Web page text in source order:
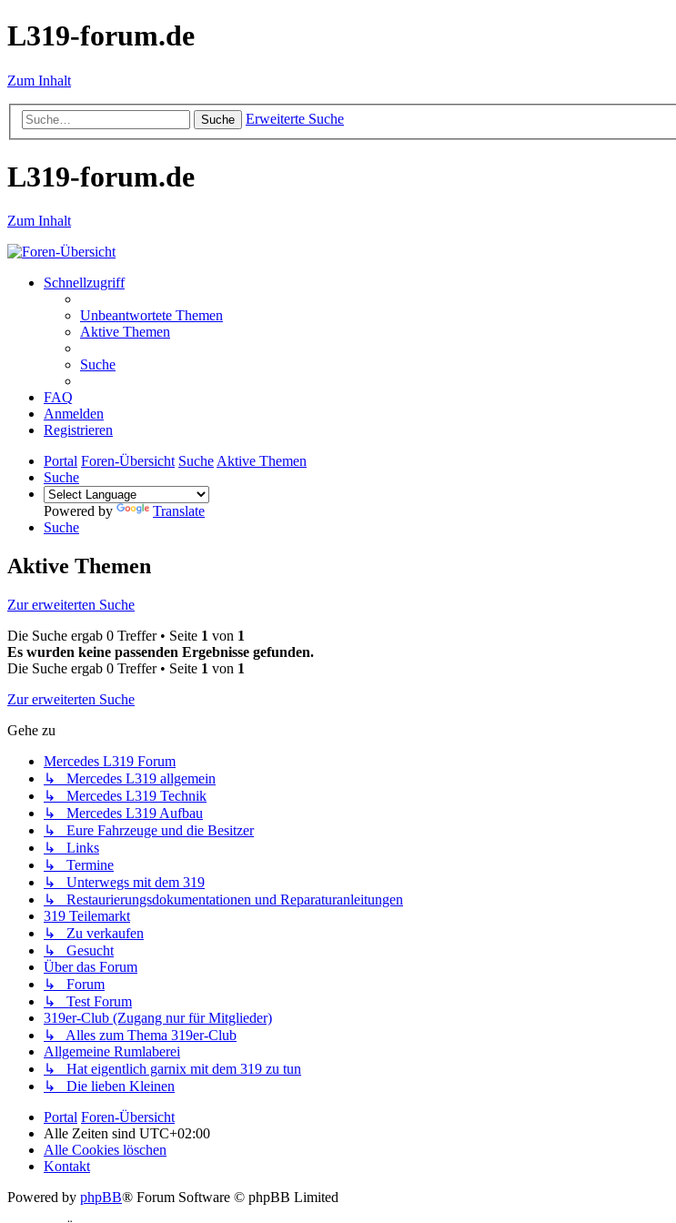
L319-forum.de
Zum Inhalt
Suche Erweiterte Suche
L319-forum.de
Zum Inhalt
Schnellzugriff
Unbeantwortete Themen
Aktive Themen
Suche
FAQ
Anmelden
Registrieren
Portal Foren-Übersicht Suche Aktive Themen
Suche
Powered by
Translate
Suche
Aktive Themen
Zur erweiterten Suche
Die Suche ergab 0 Treffer • Seite 1 von 1
Es wurden keine passenden Ergebnisse gefunden.
Die Suche ergab 0 Treffer • Seite 1 von 1
Zur erweiterten Suche
Gehe zu
Mercedes L319 Forum
↳ Mercedes L319 allgemein
↳ Mercedes L319 Technik
↳ Mercedes L319 Aufbau
↳ Eure Fahrzeuge und die Besitzer
↳ Links
↳ Termine
↳ Unterwegs mit dem 319
↳ Restaurierungsdokumentationen und Reparaturanleitungen
319 Teilemarkt
↳ Zu verkaufen
↳ Gesucht
Über das Forum
↳ Forum
↳ Test Forum
319er-Club (Zugang nur für Mitglieder)
↳ Alles zum Thema 319er-Club
Allgemeine Rumlaberei
↳ Hat eigentlich garnix mit dem 319 zu tun
↳ Die lieben Kleinen
Portal Foren-Übersicht
Alle Zeiten sind UTC+02:00
Alle Cookies löschen
Kontakt
Powered by phpBB® Forum Software © phpBB Limited